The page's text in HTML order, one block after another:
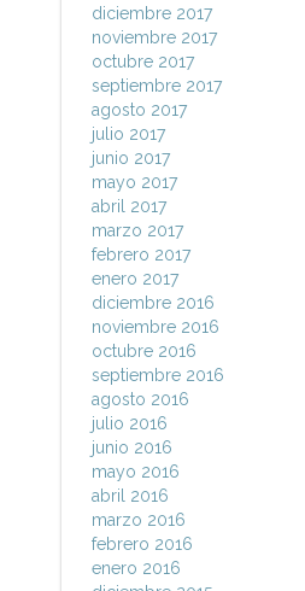
diciembre 2017
noviembre 2017
octubre 2017
septiembre 2017
agosto 2017
julio 2017
junio 2017
mayo 2017
abril 2017
marzo 2017
febrero 2017
enero 2017
diciembre 2016
noviembre 2016
octubre 2016
septiembre 2016
agosto 2016
julio 2016
junio 2016
mayo 2016
abril 2016
marzo 2016
febrero 2016
enero 2016